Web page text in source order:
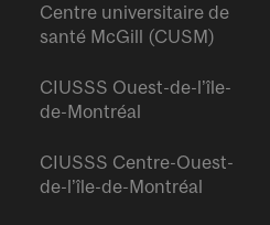
Centre universitaire de
santé McGill (CUSM)
CIUSSS Ouest-de-l’île-
de-Montréal
CIUSSS Centre-Ouest-
de-l’île-de-Montréal